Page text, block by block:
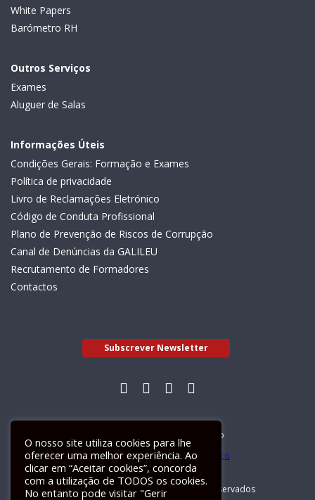
White Papers
Barómetro RH
Outros Serviços
Exames
Aluguer de Salas
Informações Úteis
Condições Gerais: Formação e Exames
Política de privacidade
Livro de Reclamações Eletrónico
Código de Conduta Profissional
Plano de Prevenção de Riscos de Corrupção
Canal de Denúncias da GALILEU
Recrutamento de Formadores
Contactos
Subscrever Newsletter
Livro de Reclamações Electrónico
GALILEU 2026 © Todos os direitos reservados
O nosso site utiliza cookies para lhe
oferecer uma melhor experiência. Ao
clicar em “Aceitar cookies”, concorda
com a utilização de TODOS os cookies.
No entanto pode visitar "Gerir